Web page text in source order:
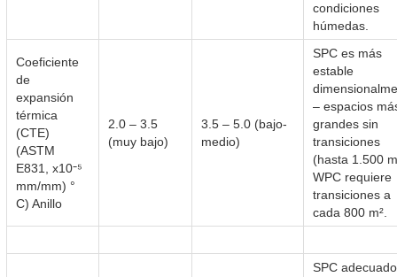
condiciones
húmedas.
Coeficiente
de
expansión
térmica
(CTE)
(ASTM
E831, x10⁻⁵
mm/mm) °
C) Anillo
2.0 – 3.5
(muy bajo)
3.5 – 5.0 (bajo-
medio)
SPC es más
estable
– espacios
grandes sin
transiciones
(hasta 1.500
WPC requiere
transiciones a
cada 800 m².
SPC adecuado